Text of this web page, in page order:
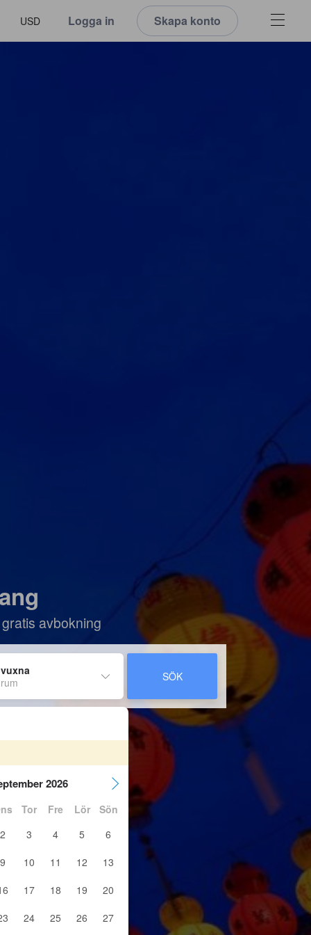
USD Logga in Skapa konto
avbokning
SÖK
2026
Tor Fre Lör
Sön
2
3 4 5
6
9
10 11 12
13
17 18 19
20
24 25 26 27